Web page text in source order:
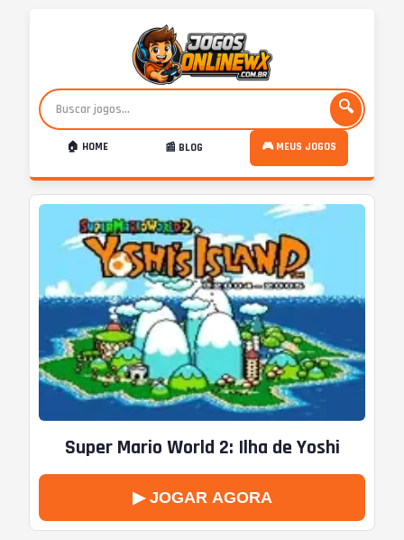
🔍
🏠 HOME 📰 BLOG 🎮 MEUS JOGOS
Super Mario World 2: Ilha de Yoshi
▶ JOGAR AGORA